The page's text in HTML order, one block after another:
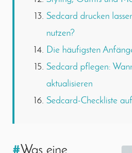
Sedcard drucken
nutzen?
Die häufigsten
Sedcard pflegen:
aktualisieren
Sedcard-Checkliste